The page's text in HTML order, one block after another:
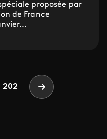
proposée par
de France
202 Page suivante